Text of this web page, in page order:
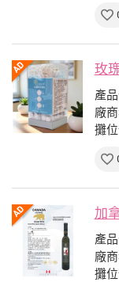
玫
產
廠
攤
加
產
廠
攤